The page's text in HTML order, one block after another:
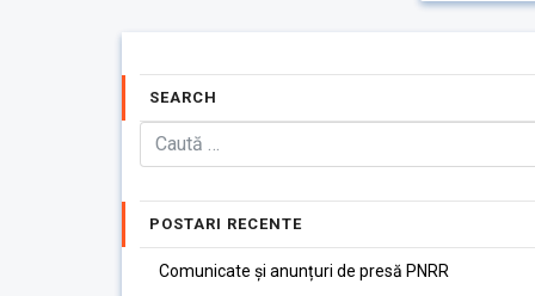
SEARCH
POSTARI RECENTE
Comunicate și anunțuri de presă PNRR